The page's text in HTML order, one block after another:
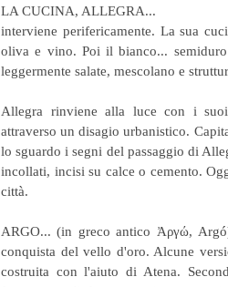
LA CUCINA, ALLEGRA...
interviene perifericamente. La sua
oliva e vino. Poi il bianco...
leggermente salate, mescolano e
Allegra rinviene alla luce con i
attraverso un disagio urbanistico.
lo sguardo i segni del passaggio di
incollati, incisi su calce o cemento.
città.
ARGO... (in greco antico Ἀργώ,
conquista del vello d'oro. Alcune
costruita con l'aiuto di Atena.